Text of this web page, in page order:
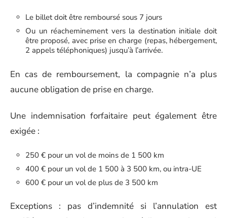
Le billet doit être remboursé sous 7 jours
Ou un réacheminement vers la destination initiale doit
être proposé, avec prise en charge (repas, hébergement,
2 appels téléphoniques) jusqu’à l’arrivée.
En cas de remboursement, la compagnie n’a plus
aucune obligation de prise en charge.
Une indemnisation forfaitaire peut également être
exigée :
250 € pour un vol de moins de 1 500 km
400 € pour un vol de 1 500 à 3 500 km, ou intra-UE
600 € pour un vol de plus de 3 500 km
Exceptions : pas d’indemnité si l’annulation est